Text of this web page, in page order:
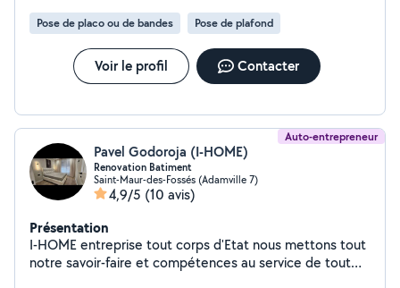
Pose de placo ou de bandes Pose de plafond
Voir le profil Contacter
Auto-entrepreneur
Pavel Godoroja (I-HOME)
Renovation Batiment
Saint-Maur-des-Fossés (Adamville 7)
4,9/5 (10 avis)
Présentation
I-HOME entreprise tout corps d'Etat nous mettons tout
notre savoir-faire et compétences au service de tout